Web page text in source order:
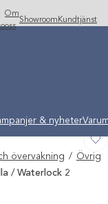
Om
oss
Showroom Kundtjänst
stängd: Varumärken
& nyheter
övervakning / Övrig
/ Waterlock 2